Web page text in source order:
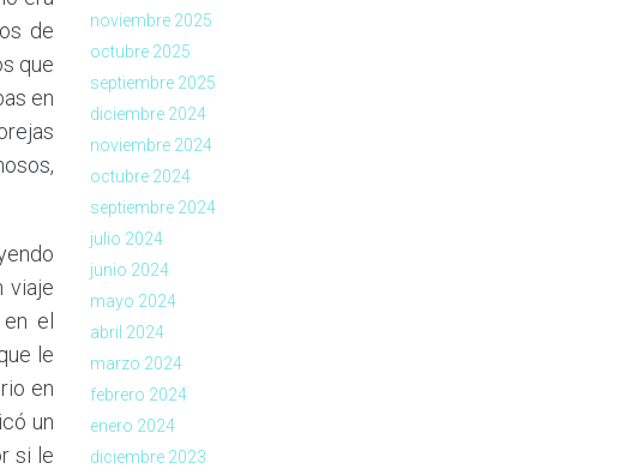
de
que
en
viaje
el
le
en
un
si le
noviembre 2025
octubre 2025
septiembre 2025
diciembre 2024
noviembre 2024
octubre 2024
septiembre 2024
julio 2024
junio 2024
mayo 2024
abril 2024
marzo 2024
febrero 2024
enero 2024
diciembre 2023